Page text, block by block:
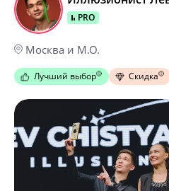
PRO
Москва и М.О.
Лучший выбор Скидка